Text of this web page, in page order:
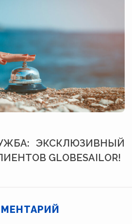
ЭКСКЛЮЗИВНЫЙ
GLOBESAILOR!